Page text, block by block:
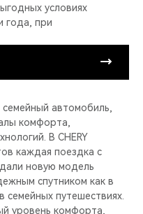
условиях
года, при
семейный автомобиль,
комфорта,
В CHERY
каждая поездка с
новую модель
спутником как в
семейных путешествиях.
уровень комфорта,